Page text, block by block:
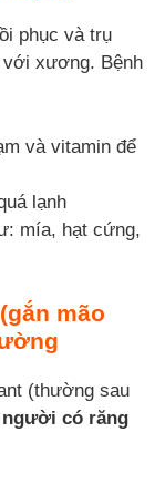
phục và trụ
với xương. Bệnh
và vitamin để
lạnh
mía, hạt cứng,
mão
(thường sau
có răng